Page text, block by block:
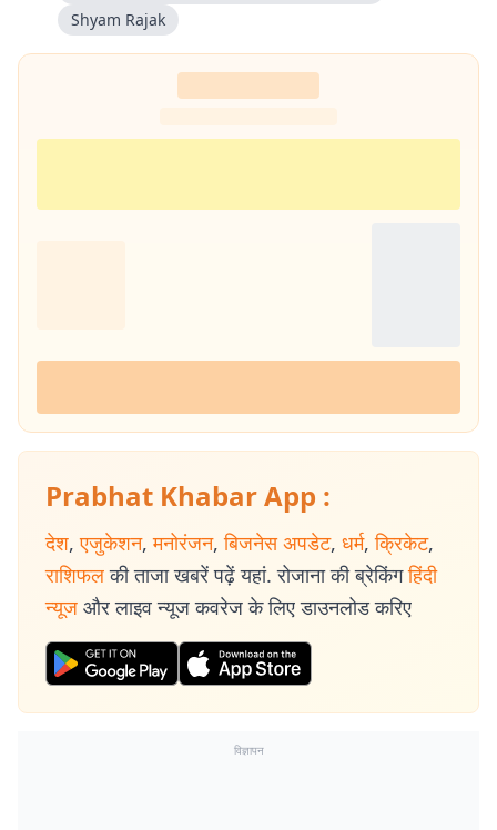
Shyam Rajak
Prabhat Khabar App :
देश, एजुकेशन, मनोरंजन, बिजनेस अपडेट, धर्म, क्रिकेट,
राशिफल की ताजा खबरें पढ़ें यहां. रोजाना की ब्रेकिंग हिंदी
न्यूज और लाइव न्यूज कवरेज के लिए डाउनलोड करिए
विज्ञापन